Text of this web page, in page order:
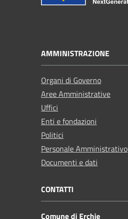
AMMINISTRAZIONE
Organi di Governo
Aree Amministrative
Uffici
Enti e fondazioni
Politici
Personale Amministrativo
Documenti e dati
CONTATTI
Comune di Erchie